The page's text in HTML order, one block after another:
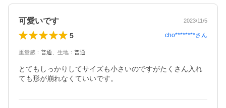
可愛いです 2023/11/5
5 cho********さん
重量感 ： 普通 生地 ： 普通
とてもしっかりしてサイズも小さいのですがたくさん入れ
ても形が崩れなくていいです。